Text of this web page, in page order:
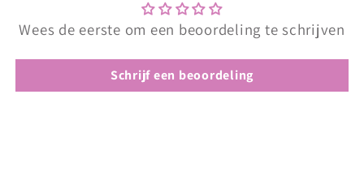
Wees de eerste om een beoordeling te schrijven
Schrijf een beoordeling